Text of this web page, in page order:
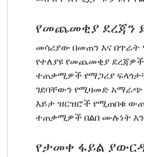
የመጨመቂያ ደረጃን
መሳሪያው በመጠን እና በጥራት
የተለያዩ የመጨመቂያ
ተጠቃሚዎች የማጋሪያ
ገደባቸውን የሚዛመድ
እይታ ዝርዝሮች የሚጠበቁ
ተጠቃሚዎች በልበ ሙሉነት
የታመቀ ፋይል